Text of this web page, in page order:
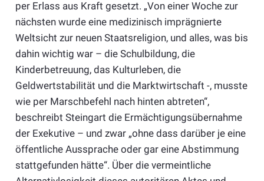
per Erlass aus Kraft gesetzt. „Von einer Woche zur
nächsten wurde eine medizinisch imprägnierte
Weltsicht zur neuen Staatsreligion, und alles, was bis
dahin wichtig war – die Schulbildung, die
Kinderbetreuung, das Kulturleben, die
Geldwertstabilität und die Marktwirtschaft -, musste
wie per Marschbefehl nach hinten abtreten“,
beschreibt Steingart die Ermächtigungsübernahme
der Exekutive – und zwar „ohne dass darüber je eine
öffentliche Aussprache oder gar eine Abstimmung
stattgefunden hätte“. Über die vermeintliche